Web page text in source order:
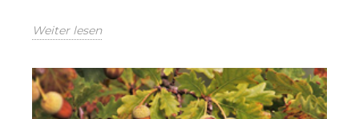
Weiter lesen